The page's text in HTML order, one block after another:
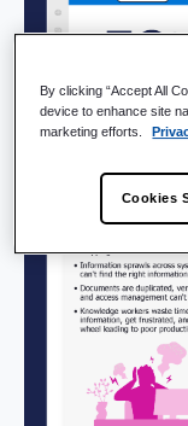
By clicking “Accept All
device to enhance site
marketing efforts.
Cookies